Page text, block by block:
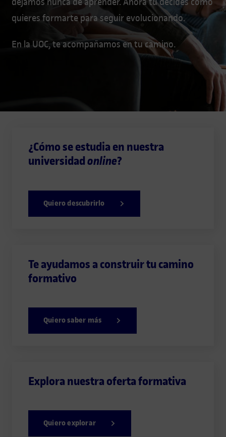
quieres formarte para seguir evolucionando.
En la UOC, te acompañamos en tu camino.
¿Cómo se estudia en nuestra
universidadonline?
Quiero descubrirlo
Te ayudamos a construir tu camino
formativo
Quiero saber más
Explora nuestra oferta formativa
Quiero explorar